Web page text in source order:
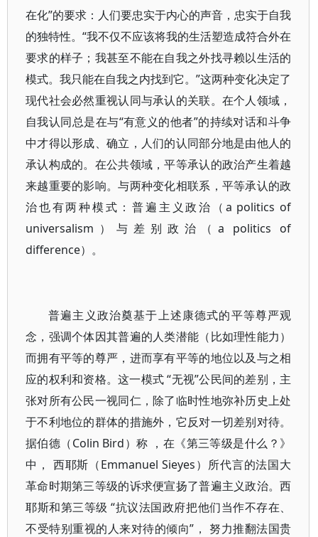
在化”的要求：人们要忠实于内心的声音，忠实于自我
的独特性。“我不仅不应该将我的生活塑造成符合外在
要求的样子；我甚至不能在自我之外找寻赖以生活的
模式。我只能在自我之内找到它。”这两种变化决定了
现代社会必然重视认同与承认的关联。在个人领域，
自我认同总是在与“有意义的他者”的持续对话和斗争
中才得以形成、确立，人们的认同部分地是由他人的
承认构成的。在公共领域，平等承认的政治产生着越
来越重要的影响。与两种变化相联系，平等承认的政
治也有两种模式：普遍主义政治（a politics of
universalism）与差别政治（a politics of
difference）。
普遍主义政治奠基于上述康德式的平等尊严观
念，强调个体因其普遍的人类潜能（比如理性能力）
而拥有平等的尊严，进而享有平等的地位以及与之相
应的权利和资格。这一模式 “无视”公民间的差别，主
张对所有公民一视同仁，除了临时性地弥补历史上处
于不利地位的群体的措施外，它反对一切差别对待。
据伯德（Colin Bird）称 ，在《第三等级是什么？》
中， 西耶斯（Emmanuel Sieyes）所代言的法国大
革命时期第三等级的诉求便宣扬了普遍主义政治。西
耶斯和第三等级 “抗议法国政府把他们当作不存在、
不受特别重视的人来对待的倾向”， 努力推翻法国贵